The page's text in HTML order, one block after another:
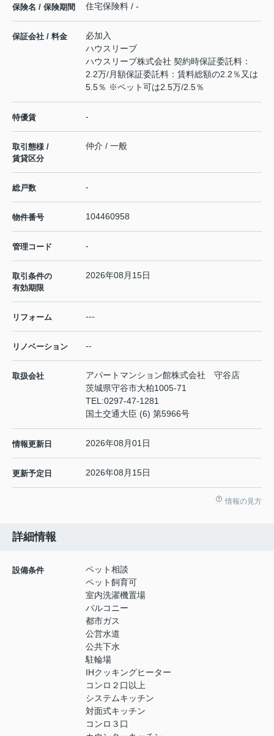
保険名 / 保険期間 住宅保険料 / -
保証会社 / 料金
必加入
ハウスリーブ
ハウスリーブ株式会社 契約時保証委託料：
2.2万/月額保証委託料：賃料総額の2.2％又は
5.5％ ※ペット可は2.5万/2.5％
特優賃 -
取引態様 /
賃貸区分
仲介 / 一般
総戸数 -
物件番号 104460958
管理コード -
取引条件の
有効期限
2026年08月15日
リフォーム ---
リノベーション --
取扱会社
アパートマンション館株式会社 守谷店
茨城県守谷市大柏1005-71
TEL:0297-47-1281
国土交通大臣 (6) 第5966号
情報更新日 2026年08月01日
更新予定日 2026年08月15日
情報の見方
詳細情報
設備条件
ペット相談
ペット飼育可
室内洗濯機置場
バルコニー
都市ガス
公営水道
公共下水
駐輪場
IHクッキングヒーター
コンロ２口以上
システムキッチン
対面式キッチン
コンロ３口